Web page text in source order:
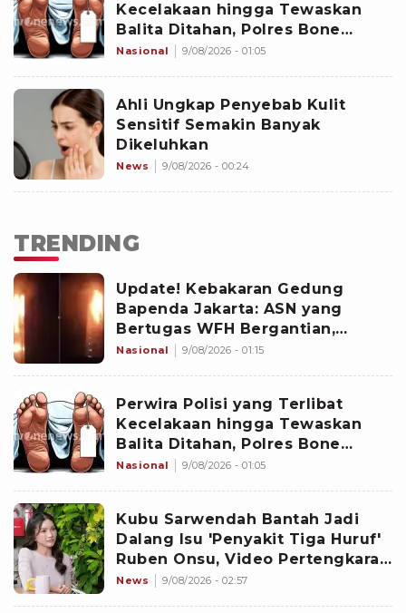
Kecelakaan hingga Tewaskan
Balita Ditahan, Polres Bone
Dalami Dugaan Rem Blong
Nasional 9/08/2026 - 01:05
Ahli Ungkap Penyebab Kulit
Sensitif Semakin Banyak
Dikeluhkan
News 9/08/2026 - 00:24
TRENDING
Update! Kebakaran Gedung
Bapenda Jakarta: ASN yang
Bertugas WFH Bergantian,
Pramono Pastikan Layanan Tetap
Nasional 9/08/2026 - 01:15
Perwira Polisi yang Terlibat
Kecelakaan hingga Tewaskan
Balita Ditahan, Polres Bone
Dalami Dugaan Rem Blong
Nasional 9/08/2026 - 01:05
Kubu Sarwendah Bantah Jadi
Dalang Isu 'Penyakit Tiga Huruf'
Ruben Onsu, Video Pertengkaran
Ikut Disorot
News 9/08/2026 - 02:57